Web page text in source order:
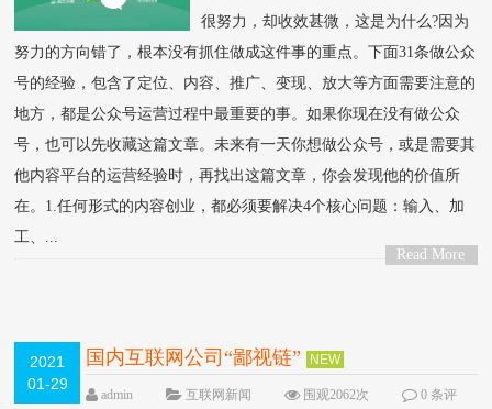
很努力，却收效甚微，这是为什么?因为
努力的方向错了，根本没有抓住做成这件事的重点。下面31条做公众
号的经验，包含了定位、内容、推广、变现、放大等方面需要注意的
地方，都是公众号运营过程中最重要的事。如果你现在没有做公众
号，也可以先收藏这篇文章。未来有一天你想做公众号，或是需要其
他内容平台的运营经验时，再找出这篇文章，你会发现他的价值所
在。1.任何形式的内容创业，都必须要解决4个核心问题：输入、加
工、...
Read More
2021
01-29
国内互联网公司“鄙视链” NEW
admin 互联网新闻 围观2062次
0 条评